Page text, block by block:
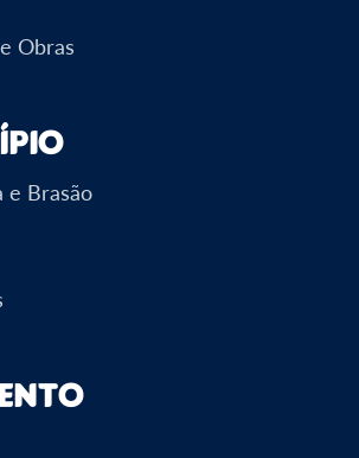
Obras
e Brasão